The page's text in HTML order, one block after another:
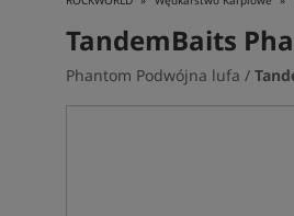
TandemBaits
Phantom Podwójna lufa /